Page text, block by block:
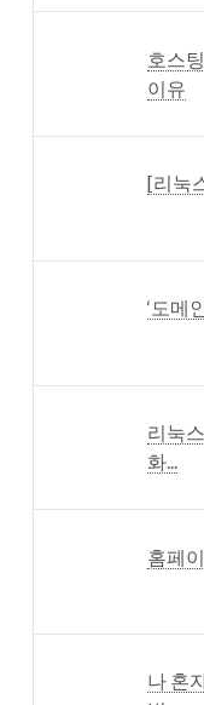
호스
이유
[리눅
‘도메
리눅
화...
홈페
나 혼